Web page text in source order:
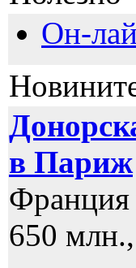
Он-
в Париж
Франция
650